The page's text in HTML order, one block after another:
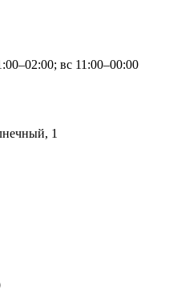
вс 11:00–00:00
1